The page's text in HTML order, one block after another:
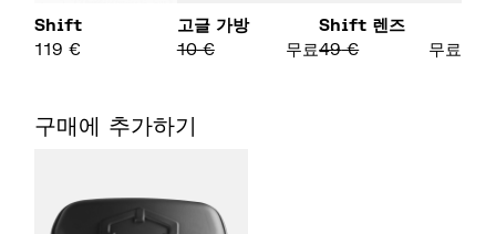
Shift
119 €
고글 가방
10€ 무료
Shift 렌즈
49€ 무료
구매에 추가하기